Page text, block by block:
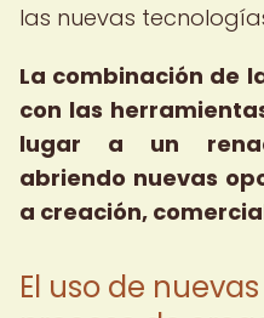
las nuevas
La combinación de
con las
lugar a un
abriendo nuevas
a creación,
El uso de